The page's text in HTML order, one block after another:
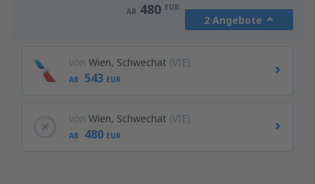
AB 480 EUR
2 Angebote
von Wien, Schwechat (VIE)
AB 543 EUR
von Wien, Schwechat (VIE)
AB 480 EUR